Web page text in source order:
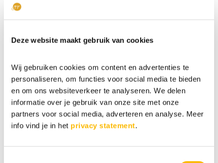
Deze website maakt gebruik van cookies
Wij gebruiken cookies om content en advertenties te
personaliseren, om functies voor social media te bieden
en om ons websiteverkeer te analyseren. We delen
informatie over je gebruik van onze site met onze
partners voor social media, adverteren en analyse. Meer
info vind je in het privacy statement.
met hun eigen intuïtie verliezen en ook hun eigen
wie ze zijn en wat ze leuk vinden. Dit gaat vaak
(ernstige) oververmoeidheid; het aanpassen kost
namelijk bakken met energie. De persoon in kwestie is
uiteindelijk meer aan het overleven, dan aan het mee-
functioneren. Deze variant is overigens de meest
gevaarlijke variant omdat het lang verborgen kan
blijven en het probleem vaak pas aan het licht komt
als de schade al zo groot is, dat het herstel een lang